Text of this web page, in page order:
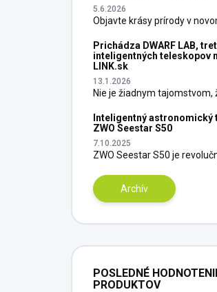
5.6.2026
Objavte krásy prírody v
Prichádza DWARF LAB,
inteligentných teleskopov
LINK.sk
13.1.2026
Nie je žiadnym tajomstvom,
Inteligentný astronomický
ZWO Seestar S50
7.10.2025
ZWO Seestar S50 je
Archív
POSLEDNÉ
PRODUKTOV